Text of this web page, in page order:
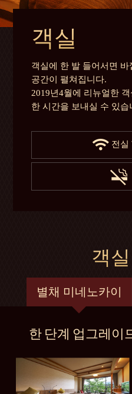
객실
객실에 한 발 들어서면
공간이 펼쳐집니다.
2019년4월에 리뉴얼한
한 시간을 보내실 수 있습
전실
객
별채 미네노카이
한 단계 업그레이